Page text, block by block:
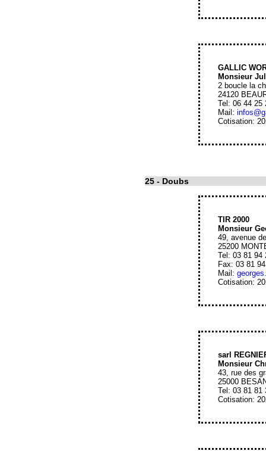
GALLIC
Monsieur
2 boucle la
24120
Tel: 06 44 25
Mail:
Cotisation:
25 - Doubs
TIR 2000
Monsieur
49, avenue
25200
Tel: 03 81 94
Fax: 03 81
Mail:
Cotisation:
sarl
Monsieur
43, rue des
25000
Tel: 03 81 81
Cotisation: